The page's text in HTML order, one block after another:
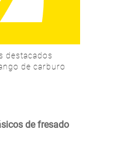
destacados
de carburo
de fresado